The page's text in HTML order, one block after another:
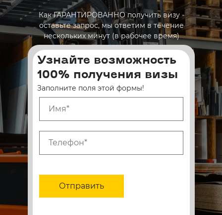
Как ГАРАНТИРОВАННО получить визу -
оставьте запрос, мы ответим в течение
нескольких минут (в рабочее время)
Отправить
Заполните поля этой формы!
Узнайте возможность
100% получения визы